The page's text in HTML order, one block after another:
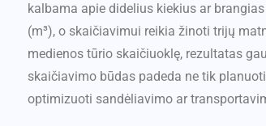
kalbama apie didelius kiekius ar
(m³), o skaičiavimui reikia žinoti trijų
medienos tūrio skaičiuoklę, rezultatas
skaičiavimo būdas padeda ne tik
optimizuoti sandėliavimo ar